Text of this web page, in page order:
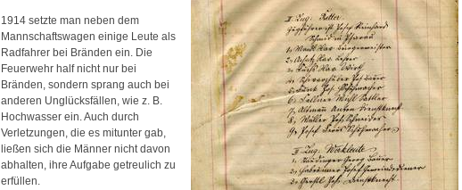
1914 setzte man neben dem
Mannschaftswagen einige Leute als
Radfahrer bei Bränden ein. Die
Feuerwehr half nicht nur bei
Bränden, sondern sprang auch bei
anderen Unglücksfällen, wie z. B.
Hochwasser ein. Auch durch
Verletzungen, die es mitunter gab,
ließen sich die Männer nicht davon
abhalten, ihre Aufgabe getreulich zu
erfüllen.